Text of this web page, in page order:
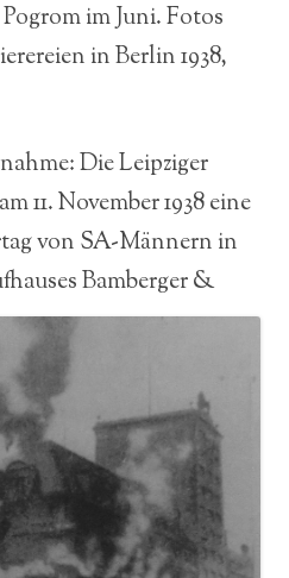
im Juni. Fotos
in Berlin 1938,
Die Leipziger
11. November 1938 eine
von SA-Männern in
Bamberger &